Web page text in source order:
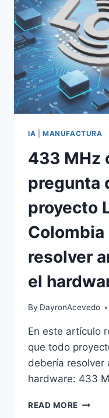
IA MANUFACTURA
433 MHz
pregunta
proyecto
resolver
el
By DayronAcevedo
En este artículo
que todo
debería resolver
hardware: 433
READ MORE